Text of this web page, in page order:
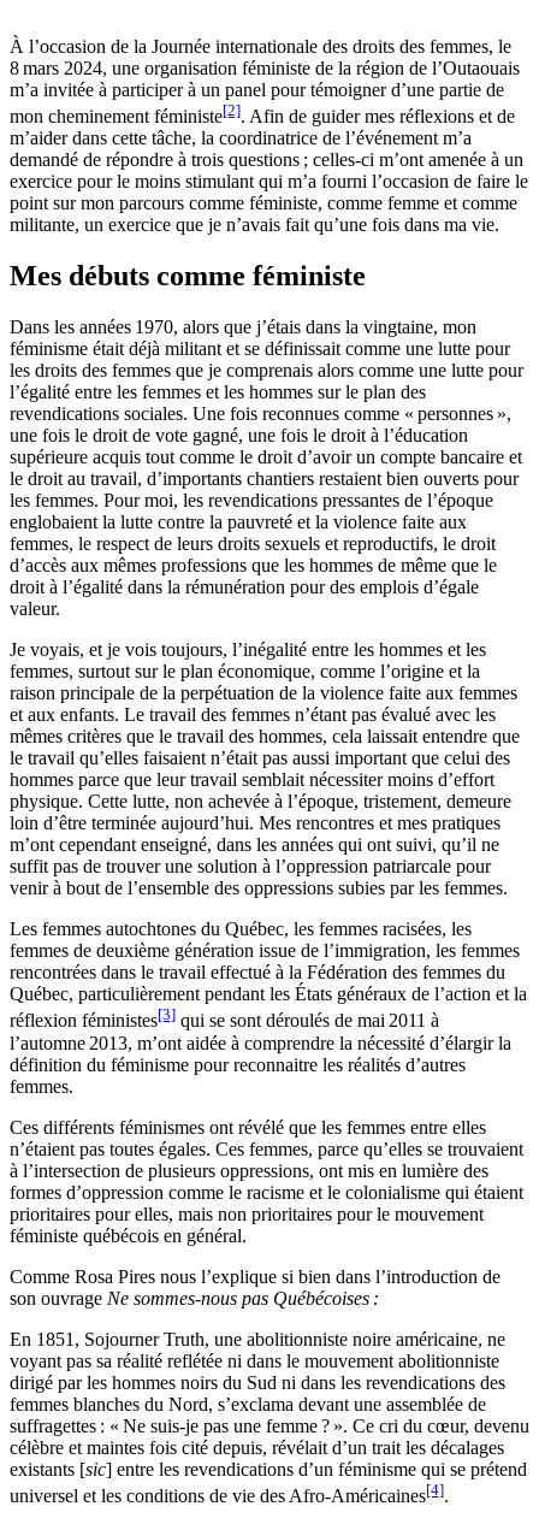
À l’occasion de la Journée internationale des droits des femmes, le
8 mars 2024, une organisation féministe de la région de l’Outaouais
m’a invitée à participer à un panel pour témoigner d’une partie de
mon cheminement féministe[2]. Afin de guider mes réflexions et de
m’aider dans cette tâche, la coordinatrice de l’événement m’a
demandé de répondre à trois questions ; celles-ci m’ont amenée à un
exercice pour le moins stimulant qui m’a fourni l’occasion de faire le
point sur mon parcours comme féministe, comme femme et comme
militante, un exercice que je n’avais fait qu’une fois dans ma vie.
Mes débuts comme féministe
Dans les années 1970, alors que j’étais dans la vingtaine, mon
féminisme était déjà militant et se définissait comme une lutte pour
les droits des femmes que je comprenais alors comme une lutte pour
l’égalité entre les femmes et les hommes sur le plan des
revendications sociales. Une fois reconnues comme « personnes »,
une fois le droit de vote gagné, une fois le droit à l’éducation
supérieure acquis tout comme le droit d’avoir un compte bancaire et
le droit au travail, d’importants chantiers restaient bien ouverts pour
les femmes. Pour moi, les revendications pressantes de l’époque
englobaient la lutte contre la pauvreté et la violence faite aux
femmes, le respect de leurs droits sexuels et reproductifs, le droit
d’accès aux mêmes professions que les hommes de même que le
droit à l’égalité dans la rémunération pour des emplois d’égale
valeur.
Je voyais, et je vois toujours, l’inégalité entre les hommes et les
femmes, surtout sur le plan économique, comme l’origine et la
raison principale de la perpétuation de la violence faite aux femmes
et aux enfants. Le travail des femmes n’étant pas évalué avec les
mêmes critères que le travail des hommes, cela laissait entendre que
le travail qu’elles faisaient n’était pas aussi important que celui des
hommes parce que leur travail semblait nécessiter moins d’effort
physique. Cette lutte, non achevée à l’époque, tristement, demeure
loin d’être terminée aujourd’hui. Mes rencontres et mes pratiques
m’ont cependant enseigné, dans les années qui ont suivi, qu’il ne
suffit pas de trouver une solution à l’oppression patriarcale pour
venir à bout de l’ensemble des oppressions subies par les femmes.
Les femmes autochtones du Québec, les femmes racisées, les
femmes de deuxième génération issue de l’immigration, les femmes
rencontrées dans le travail effectué à la Fédération des femmes du
Québec, particulièrement pendant les États généraux de l’action et la
réflexion féministes[3] qui se sont déroulés de mai 2011 à
l’automne 2013, m’ont aidée à comprendre la nécessité d’élargir la
définition du féminisme pour reconnaitre les réalités d’autres
femmes.
Ces différents féminismes ont révélé que les femmes entre elles
n’étaient pas toutes égales. Ces femmes, parce qu’elles se trouvaient
à l’intersection de plusieurs oppressions, ont mis en lumière des
formes d’oppression comme le racisme et le colonialisme qui étaient
prioritaires pour elles, mais non prioritaires pour le mouvement
féministe québécois en général.
Comme Rosa Pires nous l’explique si bien dans l’introduction de
son ouvrage Ne sommes-nous pas Québécoises :
En 1851, Sojourner Truth, une abolitionniste noire américaine, ne
voyant pas sa réalité reflétée ni dans le mouvement abolitionniste
dirigé par les hommes noirs du Sud ni dans les revendications des
femmes blanches du Nord, s’exclama devant une assemblée de
suffragettes : « Ne suis-je pas une femme ? ». Ce cri du cœur, devenu
célèbre et maintes fois cité depuis, révélait d’un trait les décalages
existants [sic] entre les revendications d’un féminisme qui se prétend
universel et les conditions de vie des Afro-Américaines[4].